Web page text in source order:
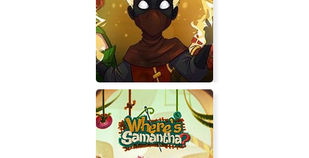
Spyro 2 - Ripto's Rage